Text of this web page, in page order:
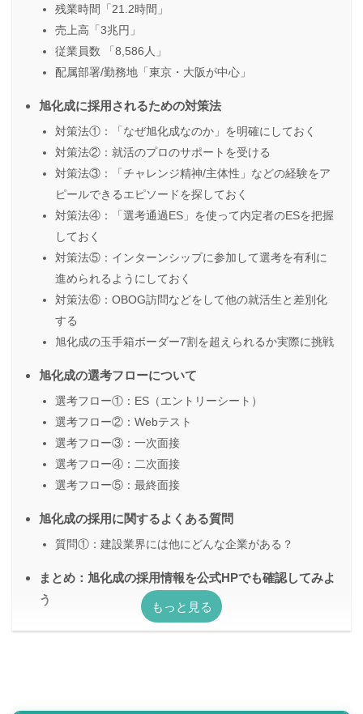
残業時間「21.2時間」
売上高「3兆円」
従業員数 「8,586人」
配属部署/勤務地「東京・大阪が中心」
旭化成に採用されるための対策法
対策法①：「なぜ旭化成なのか」を明確にしておく
対策法②：就活のプロのサポートを受ける
対策法③：「チャレンジ精神/主体性」などの経験をア
ピールできるエピソードを探しておく
対策法④：「選考通過ES」を使って内定者のESを把握
しておく
対策法⑤：インターンシップに参加して選考を有利に
進められるようにしておく
対策法⑥：OBOG訪問などをして他の就活生と差別化
する
旭化成の玉手箱ボーダー7割を超えられるか実際に挑戦
旭化成の選考フローについて
選考フロー①：ES（エントリーシート）
選考フロー②：Webテスト
選考フロー③：一次面接
選考フロー④：二次面接
選考フロー⑤：最終面接
旭化成の採用に関するよくある質問
質問①：建設業界には他にどんな企業がある？
まとめ：旭化成の採用情報を公式HPでも確認してみよ
う